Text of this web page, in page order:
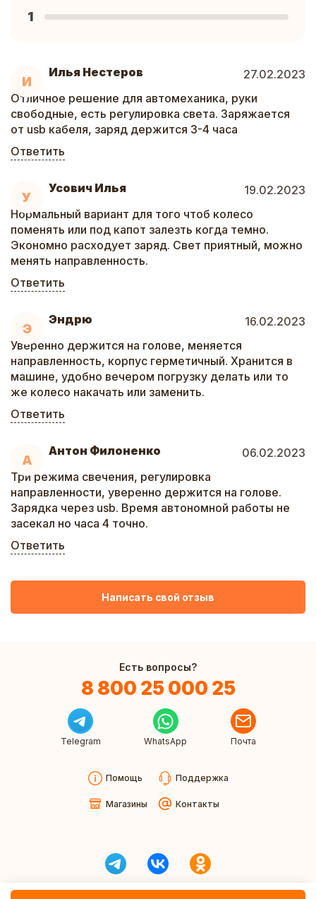
И
Илья Нестеров
27.02.2023
Отличное решение для автомеханика, руки
свободные, есть регулировка света. Заряжается
от usb кабеля, заряд держится 3-4 часа
Ответить
У
Усович Илья
19.02.2023
Нормальный вариант для того чтоб колесо
поменять или под капот залезть когда темно.
Экономно расходует заряд. Свет приятный, можно
менять направленность.
Ответить
Э
Эндрю
16.02.2023
Уверенно держится на голове, меняется
направленность, корпус герметичный. Хранится в
машине, удобно вечером погрузку делать или то
же колесо накачать или заменить.
Ответить
А
Антон Филоненко
06.02.2023
Три режима свечения, регулировка
направленности, уверенно держится на голове.
Зарядка через usb. Время автономной работы не
засекал но часа 4 точно.
Ответить
1
Написать свой отзыв
Есть вопросы?
8 800 25 000 25
Telegram WhatsApp Почта
Помощь Поддержка
Магазины Контакты